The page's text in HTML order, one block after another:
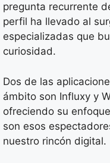
pregunta recurrente
perfil ha llevado al
especializadas que
curiosidad.
Dos de las
ámbito son Influxy y
ofreciendo su
son esos
nuestro rincón digital.